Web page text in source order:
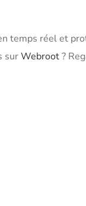
temps réel et
surWebroot?